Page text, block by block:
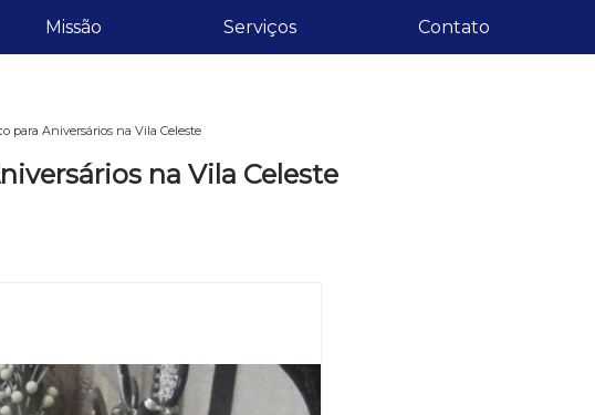
Missão Serviços Contato
para Aniversários na Vila Celeste
na Vila Celeste